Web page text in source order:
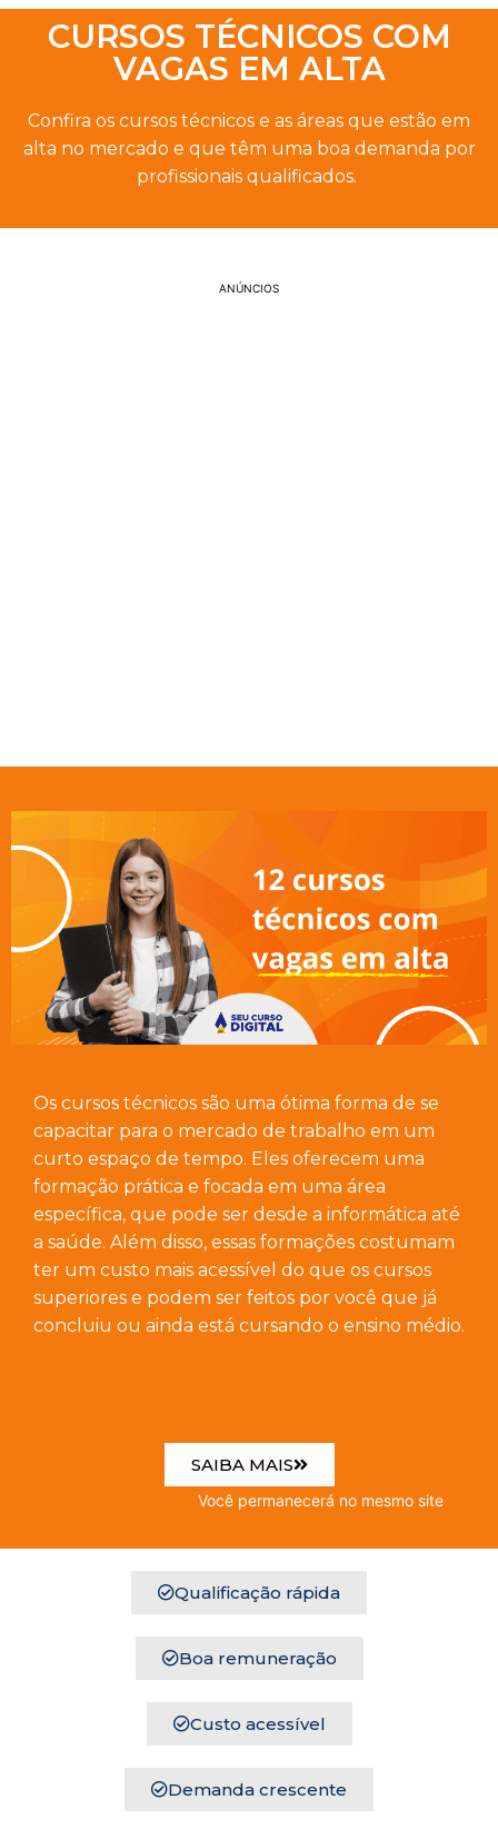
CURSOS TÉCNICOS COM
VAGAS EM ALTA
Confira os cursos técnicos e as áreas que estão em
alta no mercado e que têm uma boa demanda por
profissionais qualificados.
ANÚNCIOS
Os cursos técnicos são uma ótima forma de se
capacitar para o mercado de trabalho em um
curto espaço de tempo. Eles oferecem uma
formação prática e focada em uma área
específica, que pode ser desde a informática até
a saúde. Além disso, essas formações costumam
ter um custo mais acessível do que os cursos
superiores e podem ser feitos por você que já
concluiu ou ainda está cursando o ensino médio.
SAIBA MAIS
Você permanecerá no mesmo site
Qualificação rápida
Boa remuneração
Custo acessível
Demanda crescente